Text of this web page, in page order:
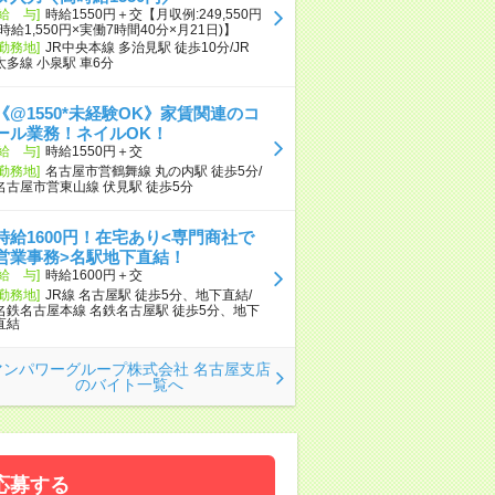
与] 時給1550円＋交【月収例:249,550円
給1,550円×実働7時間40分×月21日)】
務地] JR中央本線 多治見駅 徒歩10分/JR
多線 小泉駅 車6分
@1550*未経験OK》家賃関連のコ
ル業務！ネイルOK！
与] 時給1550円＋交
務地] 名古屋市営鶴舞線 丸の内駅 徒歩5分/
古屋市営東山線 伏見駅 徒歩5分
給1600円！在宅あり<専門商社で
業事務>名駅地下直結！
与] 時給1600円＋交
務地] JR線 名古屋駅 徒歩5分、地下直結/
鉄名古屋本線 名鉄名古屋駅 徒歩5分、地下
結
パワーグループ株式会社 名古屋支店
のバイト一覧へ
募する